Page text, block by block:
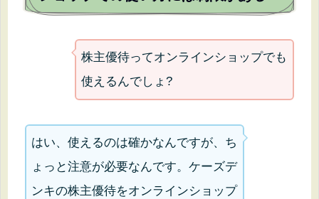
株主優待ってオンラインショップでも
使えるんでしょ?
はい、使えるのは確かなんですが、ち
ょっと注意が必要なんです。ケーズデ
ンキの株主優待をオンラインショップ